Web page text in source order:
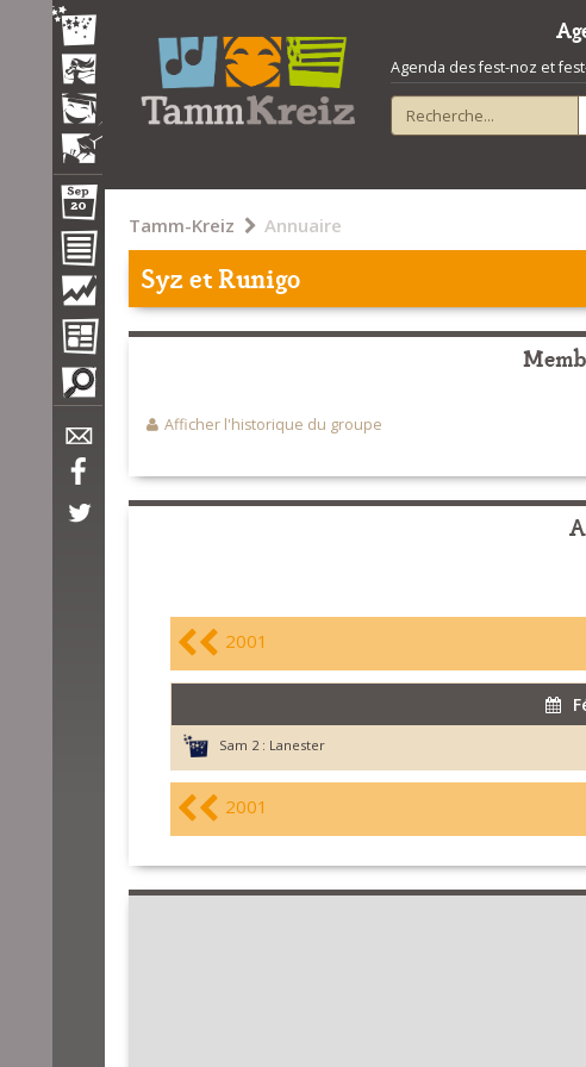
Agenda des fest-noz et
Tamm-Kreiz Annuaire
Syz et Runigo
Afficher l'historique du groupe
2001
Sam 2 : Lanester
2001